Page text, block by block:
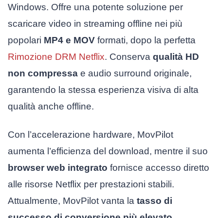
Windows. Offre una potente soluzione per
scaricare video in streaming offline nei più
popolari MP4 e MOVformati, dopo la perfetta
Rimozione DRM Netflix. Conserva qualità HD
non compressae audio surround originale,
garantendo la stessa esperienza visiva di alta
qualità anche offline.
Con l’accelerazione hardware, MovPilot
aumenta l’efficienza del download, mentre il suo
browser web integrato fornisce accesso diretto
alle risorse Netflix per prestazioni stabili.
Attualmente, MovPilot vanta la tasso di